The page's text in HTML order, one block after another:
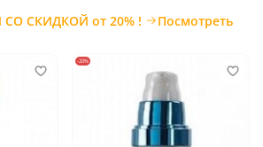
ТОВАРЫ ПО АКЦИИ СО СКИДКОЙ от 20% !
Посмотреть
-20%